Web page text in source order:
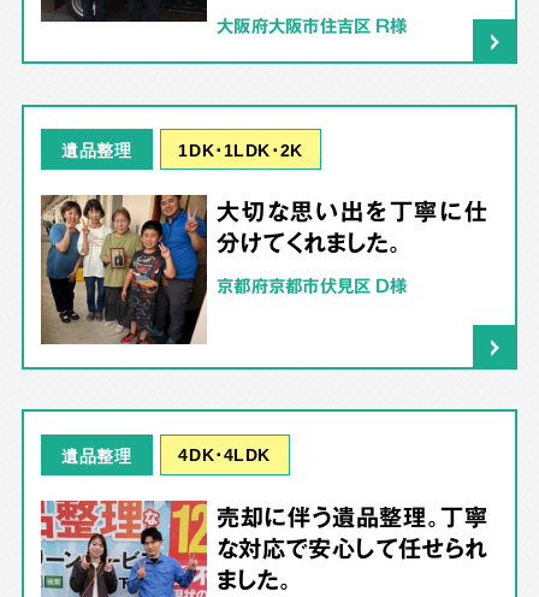
大阪府大阪市住吉区 R様
遺品整理 1DK･1LDK･2K
大切な思い出を丁寧に仕
分けてくれました。
京都府京都市伏見区 D様
遺品整理 4DK･4LDK
売却に伴う遺品整理。丁寧
な対応で安心して任せられ
ました。